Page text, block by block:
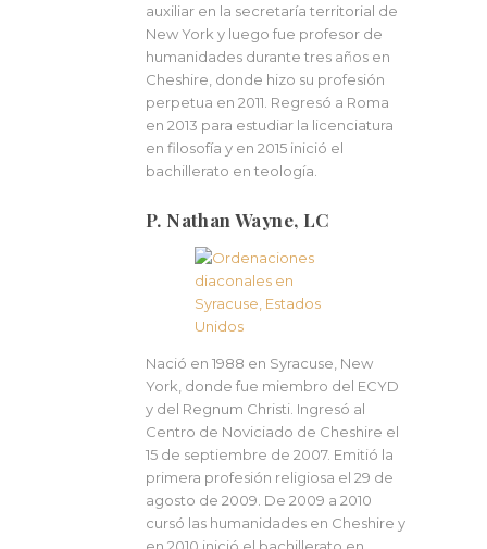
auxiliar en la secretaría territorial de
New York y luego fue profesor de
humanidades durante tres años en
Cheshire, donde hizo su profesión
perpetua en 2011. Regresó a Roma
en 2013 para estudiar la licenciatura
en filosofía y en 2015 inició el
bachillerato en teología.
P. Nathan Wayne, LC
Nació en 1988 en Syracuse, New
York, donde fue miembro del ECYD
y del Regnum Christi. Ingresó al
Centro de Noviciado de Cheshire el
15 de septiembre de 2007. Emitió la
primera profesión religiosa el 29 de
agosto de 2009. De 2009 a 2010
cursó las humanidades en Cheshire y
en 2010 inició el bachillerato en